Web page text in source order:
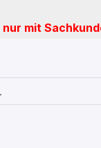
mit